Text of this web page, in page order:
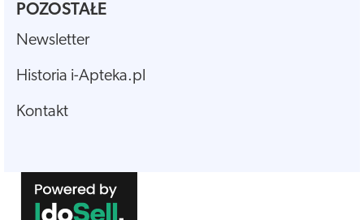
POZOSTAŁE
Newsletter
Historia i-Apteka.pl
Kontakt